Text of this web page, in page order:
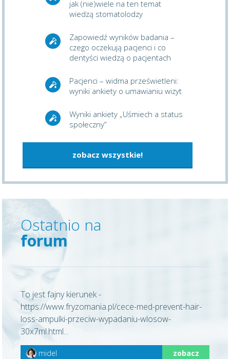
jak (nie)wiele na ten temat
wiedzą stomatolodzy
Zapowiedź wyników badania –
czego oczekują pacjenci i co
dentyści wiedzą o pacjentach
Pacjenci – widma prześwietleni:
wyniki ankiety o umawianiu wizyt
Wyniki ankiety „Uśmiech a status
społeczny”
zobacz wszystkie!
Ostatnio na
forum
To jest fajny kierunek -
https://www.fryzomania.pl/cece-med-prevent-hair-
loss-ampulki-przeciw-wypadaniu-wlosow-
30x7ml.html...
midel zobacz